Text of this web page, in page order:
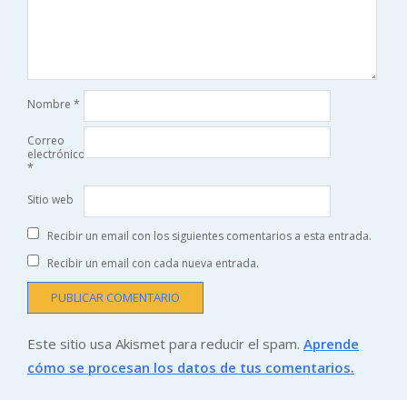
Nombre *
Correo
electrónico
*
Sitio web
Recibir un email con los siguientes comentarios a esta entrada.
Recibir un email con cada nueva entrada.
Este sitio usa Akismet para reducir el spam. Aprende
cómo se procesan los datos de tus comentarios.